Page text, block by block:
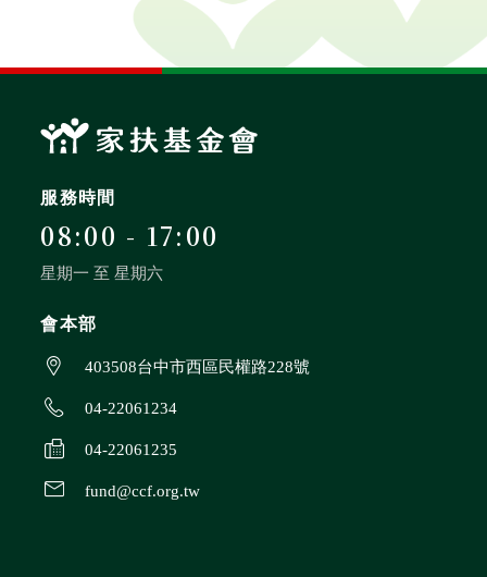
服務時間
08:00 - 17:00
星期一 至 星期六
會本部
403508台中市西區民權路228號
04-22061234
04-22061235
fund@ccf.org.tw